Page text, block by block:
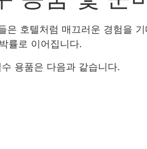
호텔처럼 매끄러운 경험을
률로 이어집니다.
용품은 다음과 같습니다.